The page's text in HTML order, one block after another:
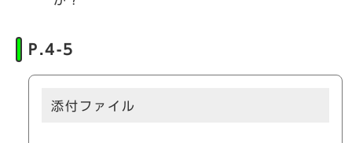
P.4-5
添付ファイル